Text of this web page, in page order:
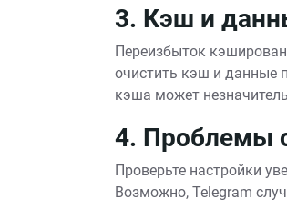
3. Кэш и
Переизбыток
очистить кэш и данные
кэша может
4. Проблемы
Проверьте настройки
Возможно, Telegram